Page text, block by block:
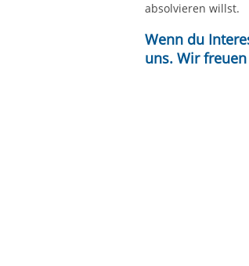
absolvieren willst.
Wenn du
uns. Wir